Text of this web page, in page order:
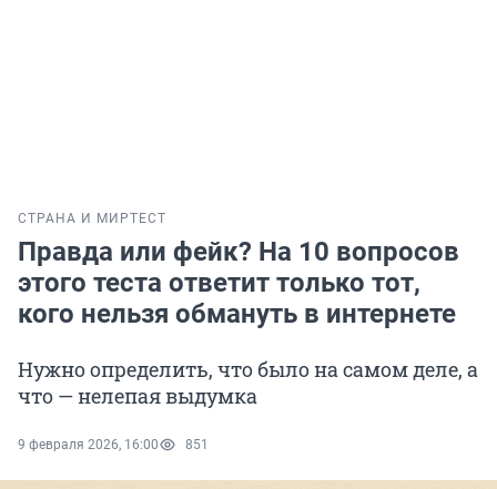
СТРАНА И МИРТЕСТ
Правда или фейк? На 10 вопросов
этого теста ответит только тот,
кого нельзя обмануть в интернете
Нужно определить, что было на самом деле, а
что — нелепая выдумка
9 февраля 2026, 16:00 851